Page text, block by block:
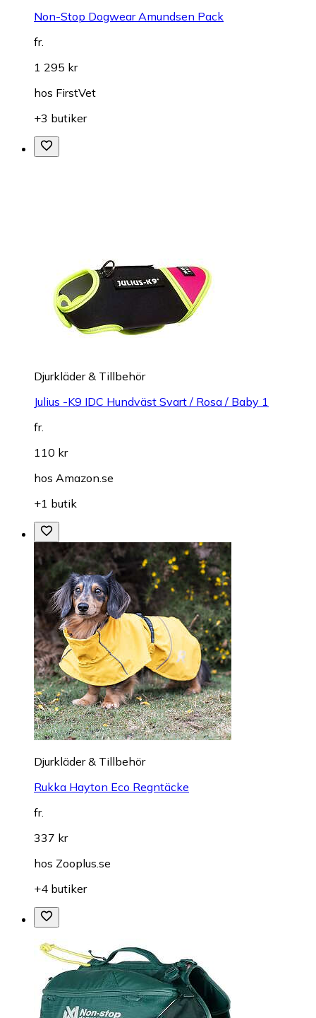
Non-Stop Dogwear Amundsen Pack
fr.
1 295 kr
hos FirstVet
+3 butiker
Djurkläder & Tillbehör
Julius -K9 IDC Hundväst Svart / Rosa / Baby 1
fr.
110 kr
hos Amazon.se
+1 butik
Djurkläder & Tillbehör
Rukka Hayton Eco Regntäcke
fr.
337 kr
hos Zooplus.se
+4 butiker